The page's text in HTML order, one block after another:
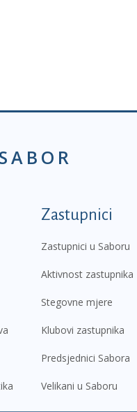
izbornik
Zastupnici
Zastupnici u Saboru
Aktivnost zastupnika
Stegovne mjere
Klubovi zastupnika
Predsjednici Sabora
Velikani u Saboru